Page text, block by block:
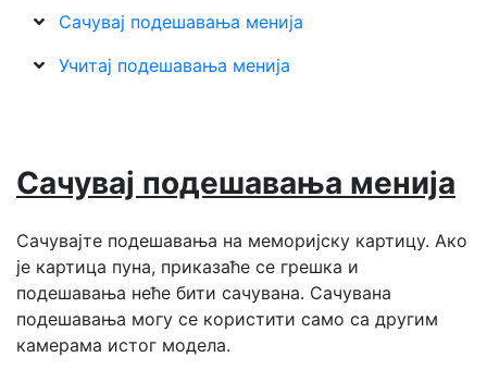
Сачувај подешавања менија
Учитај подешавања менија
Сачувај подешавања менија
Сачувајте подешавања на меморијску картицу. Ако
је картица пуна, приказаће се грешка и
подешавања неће бити сачувана. Сачувана
подешавања могу се користити само са другим
камерама истог модела.